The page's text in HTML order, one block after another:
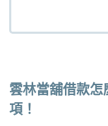
雲林當舖借款
項！